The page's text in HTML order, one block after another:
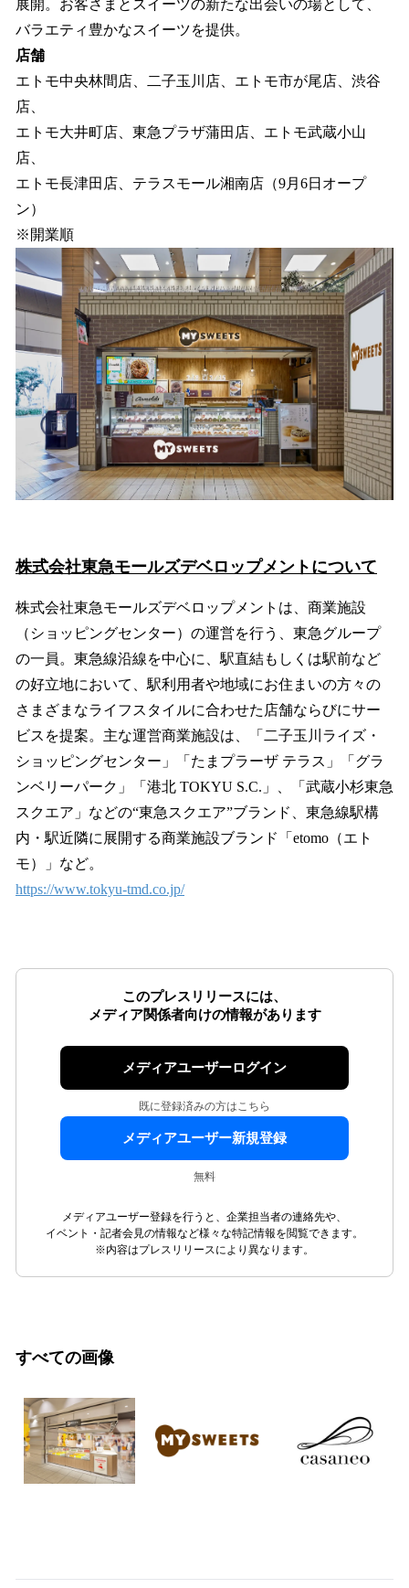
展開。お客さまとスイーツの新たな出会いの場として、
バラエティ豊かなスイーツを提供。
店舗
エトモ中央林間店、二子玉川店、エトモ市が尾店、渋谷
店、
エトモ大井町店、東急プラザ蒲田店、エトモ武蔵小山
店、
エトモ長津田店、テラスモール湘南店（9月6日オープ
ン）
※開業順
株式会社東急モールズデベロップメントについて
株式会社東急モールズデベロップメントは、商業施設
（ショッピングセンター）の運営を行う、東急グループ
の一員。東急線沿線を中心に、駅直結もしくは駅前など
の好立地において、駅利用者や地域にお住まいの方々の
さまざまなライフスタイルに合わせた店舗ならびにサー
ビスを提案。主な運営商業施設は、「二子玉川ライズ・
ショッピングセンター」「たまプラーザ テラス」「グラ
ンベリーパーク」「港北 TOKYU S.C.」、「武蔵小杉東急
スクエア」などの“東急スクエア”ブランド、東急線駅構
内・駅近隣に展開する商業施設ブランド「etomo（エト
モ）」など。
https://www.tokyu-tmd.co.jp/
このプレスリリースには、
メディア関係者向けの情報があります
メディアユーザーログイン
既に登録済みの方はこちら
メディアユーザー新規登録
無料
メディアユーザー登録を行うと、企業担当者の連絡先や、
イベント・記者会見の情報など様々な特記情報を閲覧できます。
※内容はプレスリリースにより異なります。
すべての画像